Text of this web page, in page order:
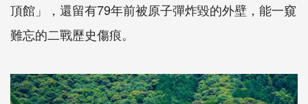
頂館」，還留有79年前被原子彈炸毀的外壁，能一窺
難忘的二戰歷史傷痕。